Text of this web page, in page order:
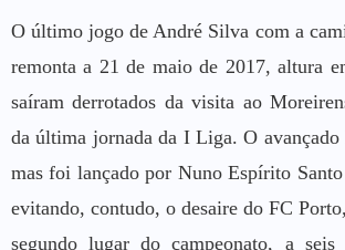
O último jogo de André Silva com a
remonta a 21 de maio de 2017, altura
saíram derrotados da visita ao
da última jornada da I Liga. O
mas foi lançado por Nuno Espírito
evitando, contudo, o desaire do FC
segundo lugar do campeonato, a